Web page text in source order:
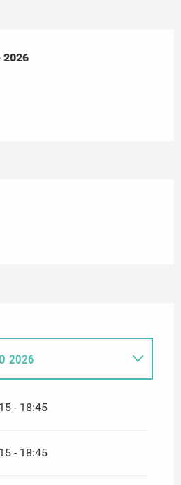
settembre 2026
2026
AL30 GIUGNO 2026
2026
- 18:45
- 18:45